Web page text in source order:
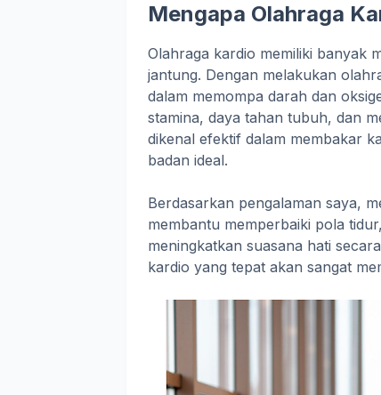
Mengapa Olahraga
Olahraga kardio memiliki banyak
jantung. Dengan melakukan
dalam memompa darah dan
stamina, daya tahan tubuh, dan
dikenal efektif dalam membakar
badan ideal.
Berdasarkan pengalaman saya,
membantu memperbaiki pola
meningkatkan suasana hati
kardio yang tepat akan sangat